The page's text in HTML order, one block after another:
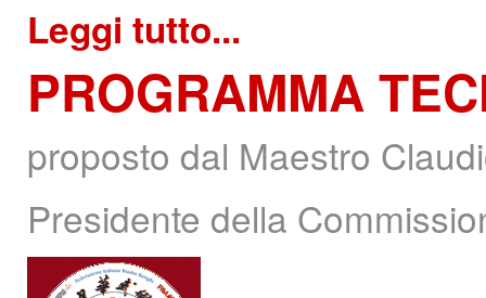
Leggi tutto...
PROGRAMMA
proposto dal Maestro
Presidente della